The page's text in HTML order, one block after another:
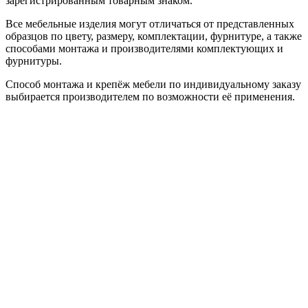
Все мебельные изделия могут отличаться от представленных
образцов по цвету, размеру, комплектации, фурнитуре, а также
способами монтажа и производителями комплектующих и
фурнитуры.
Способ монтажа и крепёж мебели по индивидуальному заказу
выбирается производителем по возможности её применения.